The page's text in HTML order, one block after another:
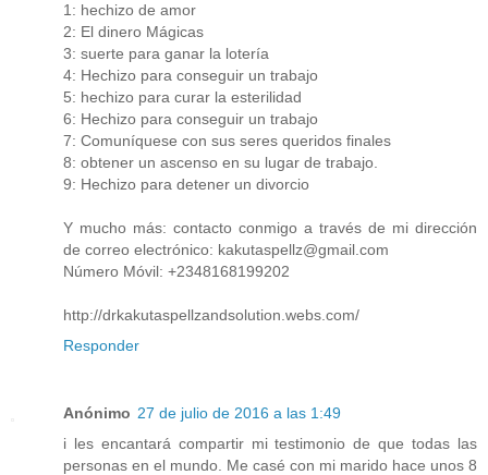
1: hechizo de amor
2: El dinero Mágicas
3: suerte para ganar la lotería
4: Hechizo para conseguir un trabajo
5: hechizo para curar la esterilidad
6: Hechizo para conseguir un trabajo
7: Comuníquese con sus seres queridos finales
8: obtener un ascenso en su lugar de trabajo.
9: Hechizo para detener un divorcio
Y mucho más: contacto conmigo a través de mi dirección
de correo electrónico: kakutaspellz@gmail.com
Número Móvil: +2348168199202
http://drkakutaspellzandsolution.webs.com/
Responder
Anónimo 27 de julio de 2016 a las 1:49
i les encantará compartir mi testimonio de que todas las
personas en el mundo. Me casé con mi marido hace unos 8